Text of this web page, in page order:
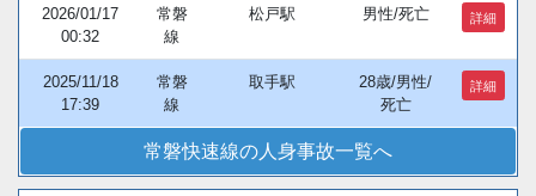
2026/01/17
00:32
常磐
線
松戸駅 男性/死亡 詳細
2025/11/18
17:39
常磐
線
取手駅
28歳/男性/
死亡
詳細
常磐快速線の人身事故一覧へ